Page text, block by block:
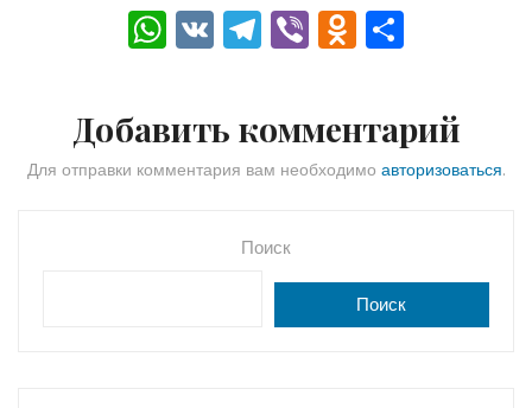
W
h
ts
A
V
K
T
el
gr
a
Vi
b
O
d
o
kl
s
ni
а
в
Добавить комментарий
Для отправки комментария вам необходимо авторизоваться.
Поиск
Поиск